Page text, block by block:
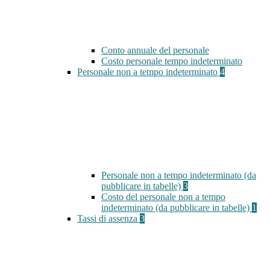
Conto annuale del personale
Costo personale tempo indeterminato
Personale non a tempo indeterminato 4
Personale non a tempo indeterminato (da
pubblicare in tabelle) 3
Costo del personale non a tempo
indeterminato (da pubblicare in tabelle) 1
Tassi di assenza 3